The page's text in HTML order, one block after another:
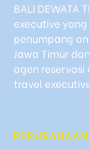
BALI DEWATA
executive
penumpang
Jawa Timur
agen
travel
PERUSAHAAN